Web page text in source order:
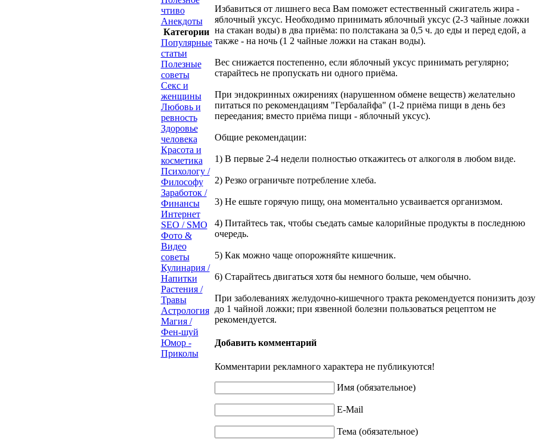
чтиво
Анекдоты
Категории
Популярные
статьи
Полезные
советы
Секс и
женщины
Любовь и
ревность
Здоровье
человека
Красота и
косметика
Психологу /
Философу
Заработок /
Финансы
Интернет
SEO / SMO
Фото &
Видео
советы
Кулинария /
Напитки
Растения /
Травы
Астрология
Магия /
Фен-шуй
Юмор -
Приколы
Избавиться от лишнего веса Вам поможет естественный сжигатель жира -
яблочный уксус. Необходимо принимать яблочный уксус (2-3 чайные ложки
на стакан воды) в два приёма: по полстакана за 0,5 ч. до еды и перед едой, а
также - на ночь (1 2 чайные ложки на стакан воды).
Вес снижается постепенно, если яблочный уксус принимать регулярно;
старайтесь не пропускать ни одного приёма.
При эндокринных ожирениях (нарушенном обмене веществ) желательно
питаться по рекомендациям "Гербалайфа" (1-2 приёма пищи в день без
переедания; вместо приёма пищи - яблочный уксус).
Общие рекомендации:
1) В первые 2-4 недели полностью откажитесь от алкоголя в любом виде.
2) Резко ограничьте потребление хлеба.
3) Не ешьте горячую пищу, она моментально усваивается организмом.
4) Питайтесь так, чтобы съедать самые калорийные продукты в последнюю
очередь.
5) Как можно чаще опорожняйте кишечник.
6) Старайтесь двигаться хотя бы немного больше, чем обычно.
При заболеваниях желудочно-кишечного тракта рекомендуется понизить дозу
до 1 чайной ложки; при язвенной болезни пользоваться рецептом не
рекомендуется.
Добавить комментарий
Комментарии рекламного характера не публикуются!
Имя (обязательное)
E-Mail
Тема (обязательное)